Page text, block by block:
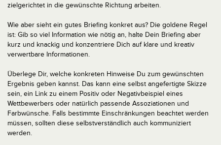
zielgerichtet in die gewünschte Richtung arbeiten.
Wie aber sieht ein gutes Briefing konkret aus? Die goldene Regel
ist: Gib so viel Information wie nötig an, halte Dein Briefing aber
kurz und knackig und konzentriere Dich auf klare und kreativ
verwertbare Informationen.
Überlege Dir, welche konkreten Hinweise Du zum gewünschten
Ergebnis geben kannst. Das kann eine selbst angefertigte Skizze
sein, ein Link zu einem Positiv­ oder Negativbeispiel eines
Wettbewerbers oder natürlich passende Assoziationen und
Farbwünsche. Falls bestimmte Einschränkungen beachtet werden
müssen, sollten diese selbstverständlich auch kommuniziert
werden.